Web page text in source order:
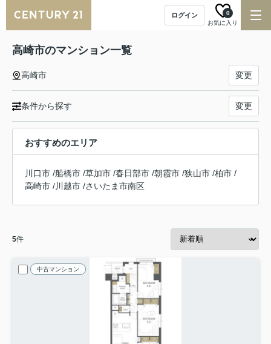
ログイン
お気に入り
0
高崎市のマンション一覧
高崎市 変更
条件から探す 変更
おすすめのエリア
川口市 /船橋市 /草加市 /春日部市 /朝霞市 /狭山市 /柏市 /
高崎市 /川越市 /さいたま市南区
5件
中古マンション